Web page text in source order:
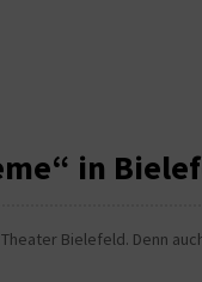
in
Bielefeld. Denn